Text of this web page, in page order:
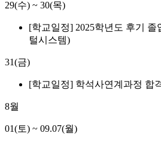
29(수) ~ 30(목)
[학교일정] 2025학년도 후기
털시스템)
31(금)
[학교일정] 학석사연계과정 합
8월
01(토) ~ 09.07(월)